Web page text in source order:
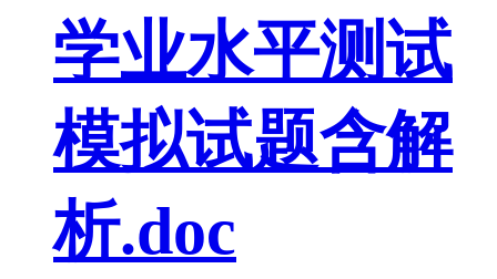
学业水平测试
模拟试题含解
析.doc